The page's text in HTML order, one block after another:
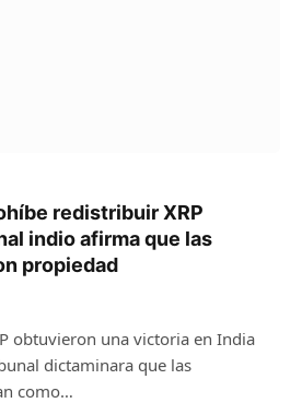
redistribuir XRP
indio afirma que las
propiedad
obtuvieron una victoria en India
dictaminara que las
como…